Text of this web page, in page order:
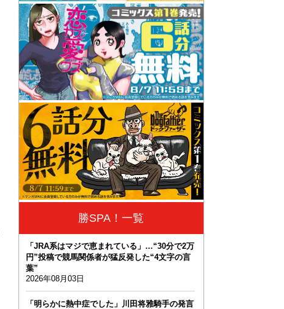
勝SPA！一覧
「JRA系はマジで恵まれている」…“30分で2万
円”投稿で競馬関係者が猛反発した“4文字の言
葉”
2026年08月03日
「明らかに熱中症でした」川田将雅騎手の発言